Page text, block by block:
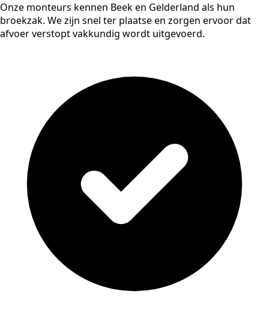
Onze monteurs kennen Beek en Gelderland als hun
broekzak. We zijn snel ter plaatse en zorgen ervoor dat
afvoer verstopt vakkundig wordt uitgevoerd.